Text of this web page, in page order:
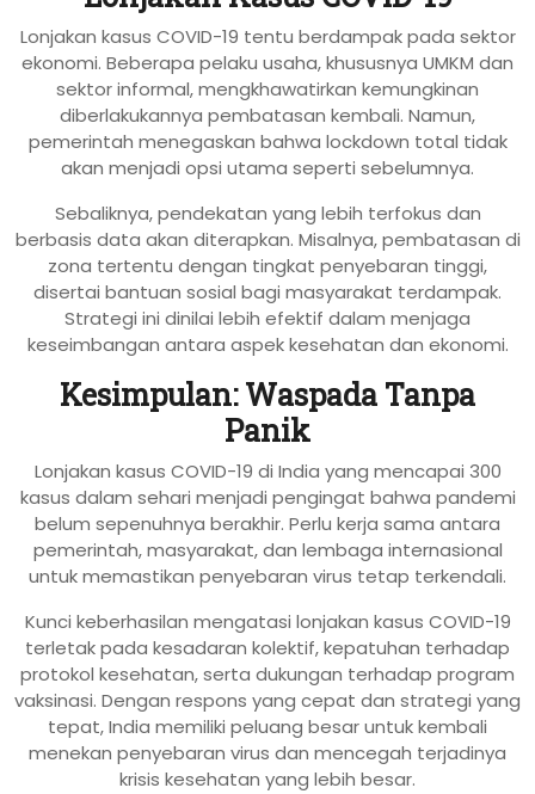
Lonjakan kasus COVID-19 tentu berdampak pada sektor
ekonomi. Beberapa pelaku usaha, khususnya UMKM dan
sektor informal, mengkhawatirkan kemungkinan
diberlakukannya pembatasan kembali. Namun,
pemerintah menegaskan bahwa lockdown total tidak
akan menjadi opsi utama seperti sebelumnya.
Sebaliknya, pendekatan yang lebih terfokus dan
berbasis data akan diterapkan. Misalnya, pembatasan di
zona tertentu dengan tingkat penyebaran tinggi,
disertai bantuan sosial bagi masyarakat terdampak.
Strategi ini dinilai lebih efektif dalam menjaga
keseimbangan antara aspek kesehatan dan ekonomi.
Kesimpulan: Waspada Tanpa
Panik
Lonjakan kasus COVID-19 di India yang mencapai 300
kasus dalam sehari menjadi pengingat bahwa pandemi
belum sepenuhnya berakhir. Perlu kerja sama antara
pemerintah, masyarakat, dan lembaga internasional
untuk memastikan penyebaran virus tetap terkendali.
Kunci keberhasilan mengatasi lonjakan kasus COVID-19
terletak pada kesadaran kolektif, kepatuhan terhadap
protokol kesehatan, serta dukungan terhadap program
vaksinasi. Dengan respons yang cepat dan strategi yang
tepat, India memiliki peluang besar untuk kembali
menekan penyebaran virus dan mencegah terjadinya
krisis kesehatan yang lebih besar.